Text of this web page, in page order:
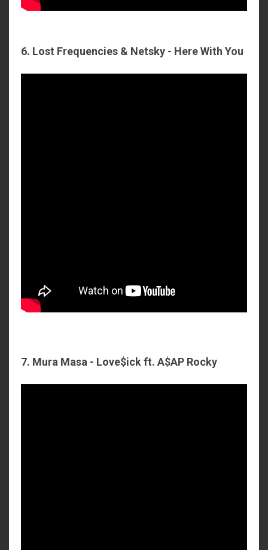
6. Lost Frequencies & Netsky - Here With You
7. Mura Masa - Love$ick ft. A$AP Rocky